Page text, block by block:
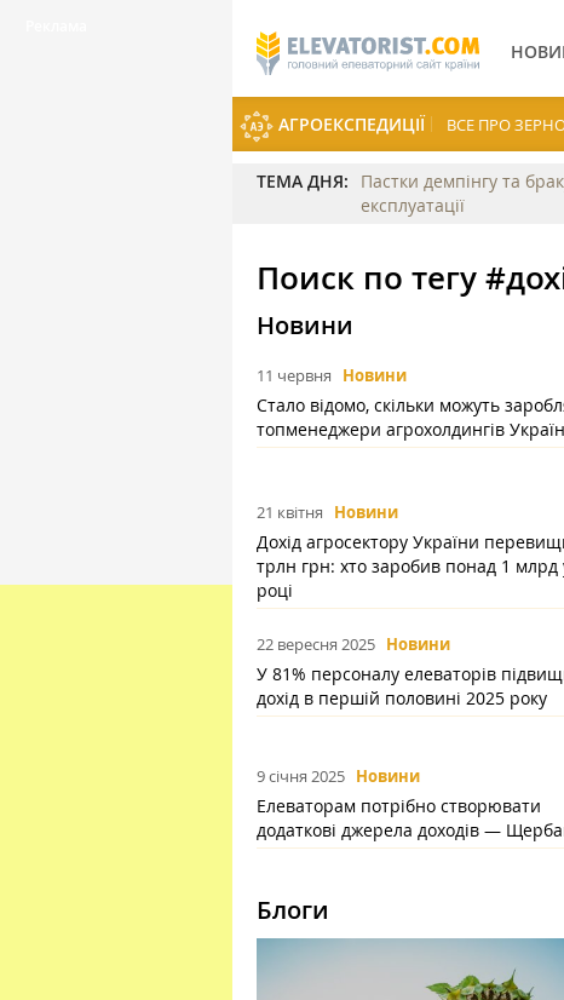
АГРОЕКСПЕДИЦІЇ ВСЕ ПРО
ТЕМА ДНЯ:
Пастки демпінгу та
експлуатації
Поиск по тегу
Новини
11 червня Новини
Стало відомо, скільки можуть
топменеджери агрохолдингів
21 квітня Новини
Дохід агросектору України
трлн грн: хто заробив понад 1 млрд
році
22 вересня 2025 Новини
У 81% персоналу елеваторів
дохід в першій половині 2025 року
9 січня 2025 Новини
Елеваторам потрібно створювати
додаткові джерела доходів —
Блоги